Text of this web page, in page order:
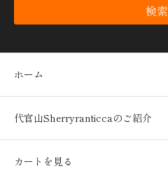
検索
ホーム
代官山Sherryranticcaのご紹介
カートを見る